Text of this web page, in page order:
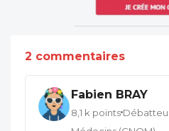
2 commentaires
Fabien BRAY
8,1 k points